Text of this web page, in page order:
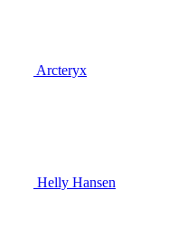
Arcteryx
Helly Hansen